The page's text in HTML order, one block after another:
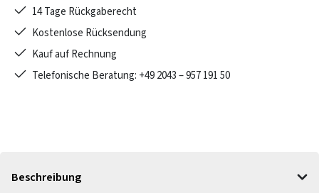
14 Tage Rückgaberecht
Kostenlose Rücksendung
Kauf auf Rechnung
Telefonische Beratung: +49 2043 – 957 191 50
Beschreibung